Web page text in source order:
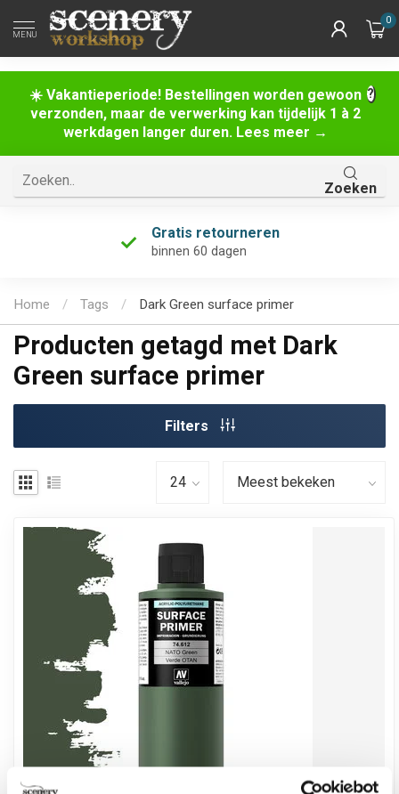
☀️ Vakantieperiode! Bestellingen worden gewoon
verzonden, maar de verwerking kan tijdelijk 1 à 2
werkdagen langer duren. Lees meer →
MENU
0
Zoeken
Gratis retourneren
binnen 60 dagen
Home / Tags / Dark Green surface primer
Producten getagd met Dark
Green surface primer
Filters